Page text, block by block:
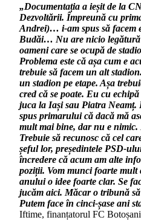
„Documentația a ieșit de la
Dezvoltării. Împreună cu
Andrei)… i-am spus să facem
Budăi… Nu are nicio
oameni care se ocupă de
Problema este că așa cum e
trebuie să facem un alt
un stadion pe etape. Așa
cred că se poate. Eu cu
juca la Iași sau Piatra
spus primarului că dacă mă
mult mai bine, dar nu e nimic.
Trebuie să recunosc că cel
șeful lor, președintele PSD-
încredere că acum am alte
poziții. Vom munci foarte
anului o idee foarte clar. Se
jucăm aici. Măcar o tribună
Putem face în cinci-șase ani
Iftime, finanțatorul FC